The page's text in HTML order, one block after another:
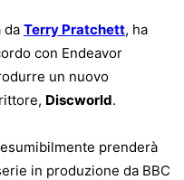
da Terry Pratchett, ha
con Endeavor
un nuovo
Discworld.
prenderà
in produzione da BBC